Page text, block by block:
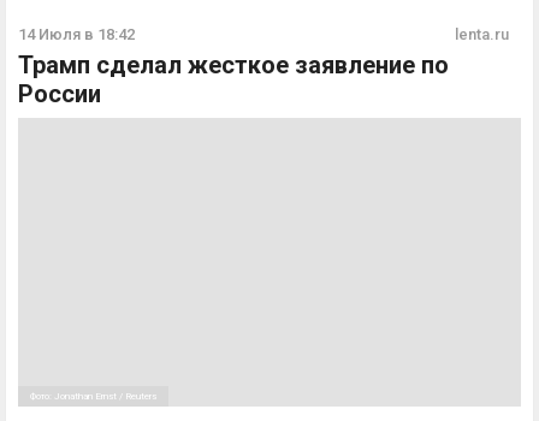
14 Июля в 18:42 lenta.ru
Трамп сделал жесткое заявление по
России
Фото: Jonathan Ernst / Reuters